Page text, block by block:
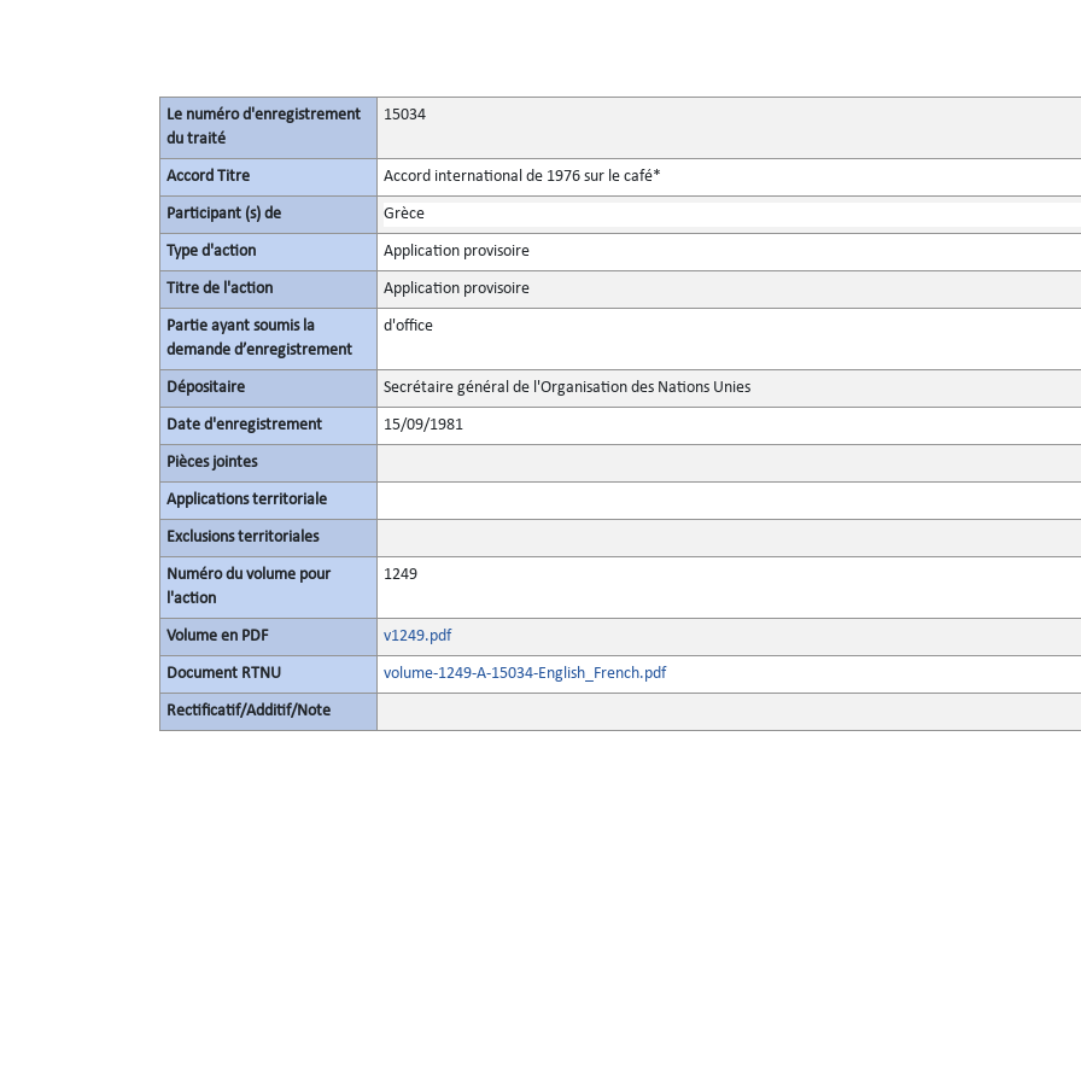
Le numéro d'enregistrement
du traité
15034
Accord Titre Accord international de 1976 sur le café*
Participant (s) de Grèce
Type d'action Application provisoire
Titre de l'action Application provisoire
Partie ayant soumis la
demande d’enregistrement
d'office
Dépositaire Secrétaire général de l'Organisation des Nations Unies
Date d'enregistrement 15/09/1981
Pièces jointes
Applications territoriale
Exclusions territoriales
Numéro du volume pour
l'action
1249
Volume en PDF v1249.pdf
Document RTNU volume-1249-A-15034-English_French.pdf
Rectificatif/Additif/Note